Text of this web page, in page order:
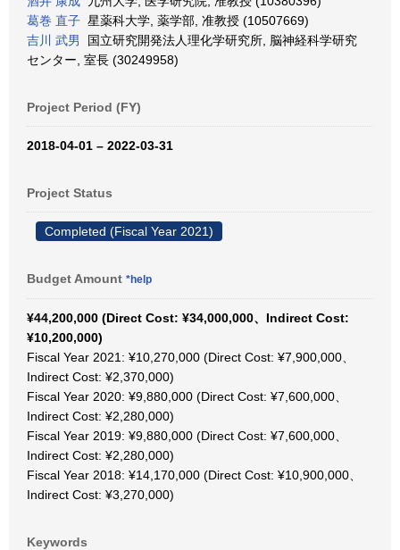
葛巻 直子 星薬科大学, 薬学部, 准教授 (10507669)
吉川 武男
国立研究開発法人理化学研究所, 脳神経科学研究
センター, 室長 (30249958)
Project Period (FY)
2018-04-01 – 2022-03-31
Project Status
Completed (Fiscal Year 2021)
Budget Amount *help
¥44,200,000 (Direct Cost: ¥34,000,000、Indirect Cost:
¥10,200,000)
Fiscal Year 2021: ¥10,270,000 (Direct Cost: ¥7,900,000、
Indirect Cost: ¥2,370,000)
Fiscal Year 2020: ¥9,880,000 (Direct Cost: ¥7,600,000、
Indirect Cost: ¥2,280,000)
Fiscal Year 2019: ¥9,880,000 (Direct Cost: ¥7,600,000、
Indirect Cost: ¥2,280,000)
Fiscal Year 2018: ¥14,170,000 (Direct Cost: ¥10,900,000、
Indirect Cost: ¥3,270,000)
Keywords